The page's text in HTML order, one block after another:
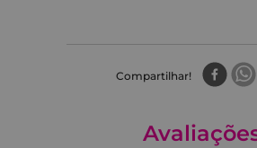
Compartilhar